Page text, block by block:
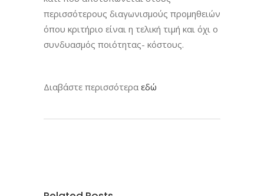
περισσότερους διαγωνισμούς προμηθειών
όπου κριτήριο είναι η τελική τιμή και όχι ο
συνδυασμός ποιότητας- κόστους.
Διαβάστε περισσότερα εδώ